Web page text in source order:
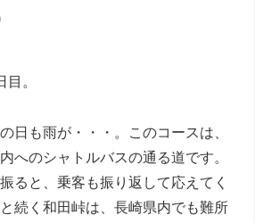
。
日も雨が・・・。このコースは、
へのシャトルバスの通る道です。
ると、乗客も振り返して応えてく
続く和田峠は、長崎県内でも難所